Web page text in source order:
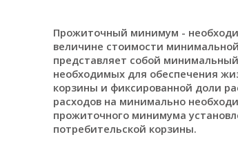
Прожиточный минимум -
величине стоимости
представляет собой
необходимых для обеспечения
корзины и фиксированной доли
расходов на минимально
прожиточного минимума
потребительской корзины.